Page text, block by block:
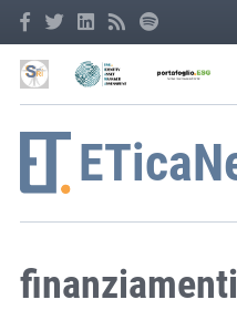
finanziamenti